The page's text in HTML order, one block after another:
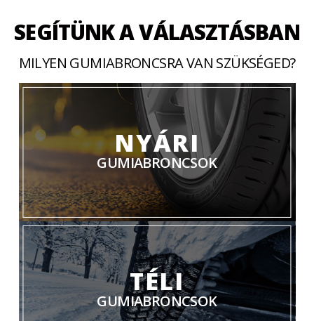
SEGÍTÜNK A VÁLASZTÁSBAN
MILYEN GUMIABRONCSRA VAN SZÜKSÉGED?
NYÁRI
GUMIABRONCSOK
TÉLI
GUMIABRONCSOK